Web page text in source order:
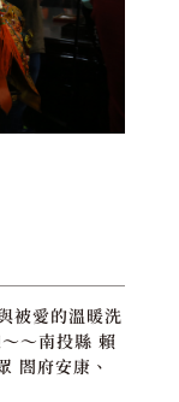
被愛的溫暖洗
～南投縣 賴
閤府安康、